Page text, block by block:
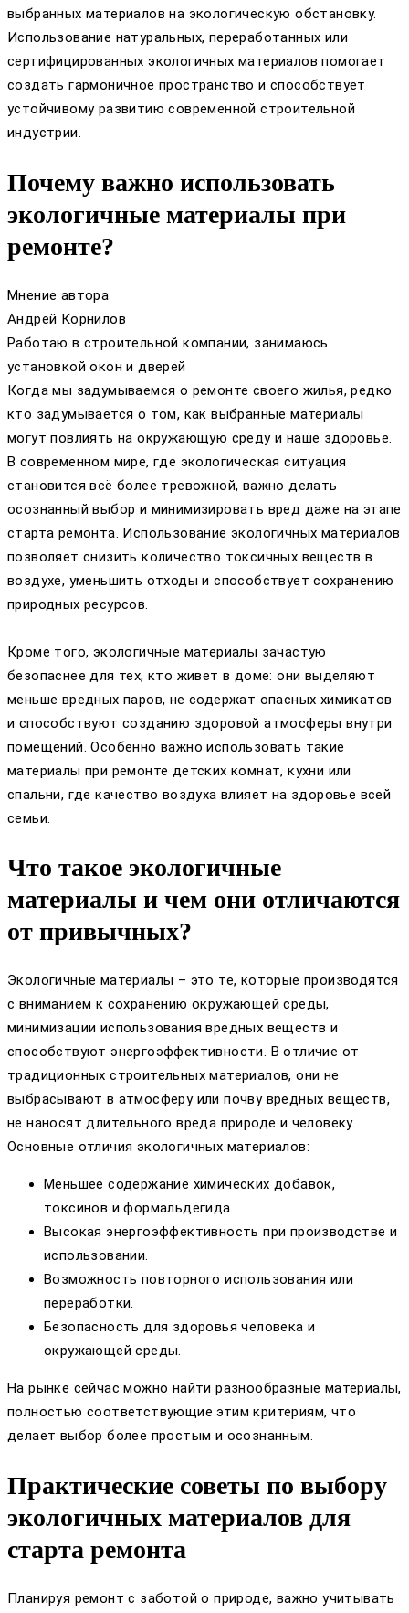
выбранных материалов на экологическую обстановку.
Использование натуральных, переработанных или
сертифицированных экологичных материалов помогает
создать гармоничное пространство и способствует
устойчивому развитию современной строительной
индустрии.
Почему важно использовать
экологичные материалы при
ремонте?
Мнение автора
Андрей Корнилов
Работаю в строительной компании, занимаюсь
установкой окон и дверей
Когда мы задумываемся о ремонте своего жилья, редко
кто задумывается о том, как выбранные материалы
могут повлиять на окружающую среду и наше здоровье.
В современном мире, где экологическая ситуация
становится всё более тревожной, важно делать
осознанный выбор и минимизировать вред даже на этапе
старта ремонта. Использование экологичных материалов
позволяет снизить количество токсичных веществ в
воздухе, уменьшить отходы и способствует сохранению
природных ресурсов.
Кроме того, экологичные материалы зачастую
безопаснее для тех, кто живет в доме: они выделяют
меньше вредных паров, не содержат опасных химикатов
и способствуют созданию здоровой атмосферы внутри
помещений. Особенно важно использовать такие
материалы при ремонте детских комнат, кухни или
спальни, где качество воздуха влияет на здоровье всей
семьи.
Что такое экологичные
материалы и чем они отличаются
от привычных?
Экологичные материалы – это те, которые производятся
с вниманием к сохранению окружающей среды,
минимизации использования вредных веществ и
способствуют энергоэффективности. В отличие от
традиционных строительных материалов, они не
выбрасывают в атмосферу или почву вредных веществ,
не наносят длительного вреда природе и человеку.
Основные отличия экологичных материалов:
Меньшее содержание химических добавок,
токсинов и формальдегида.
Высокая энергоэффективность при производстве и
использовании.
Возможность повторного использования или
переработки.
Безопасность для здоровья человека и
окружающей среды.
На рынке сейчас можно найти разнообразные материалы,
полностью соответствующие этим критериям, что
делает выбор более простым и осознанным.
Практические советы по выбору
экологичных материалов для
старта ремонта
Планируя ремонт с заботой о природе, важно учитывать